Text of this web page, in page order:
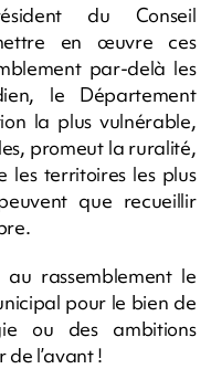
du Conseil
en œuvre ces
par-delà les
le Département
la plus vulnérable,
promeut la ruralité,
territoires les plus
que recueillir
rassemblement le
pour le bien de
ou des ambitions
l’avant !